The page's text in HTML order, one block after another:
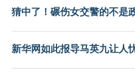
猜中了！碾伤女交警的不是
新华网如此报导马英九让人